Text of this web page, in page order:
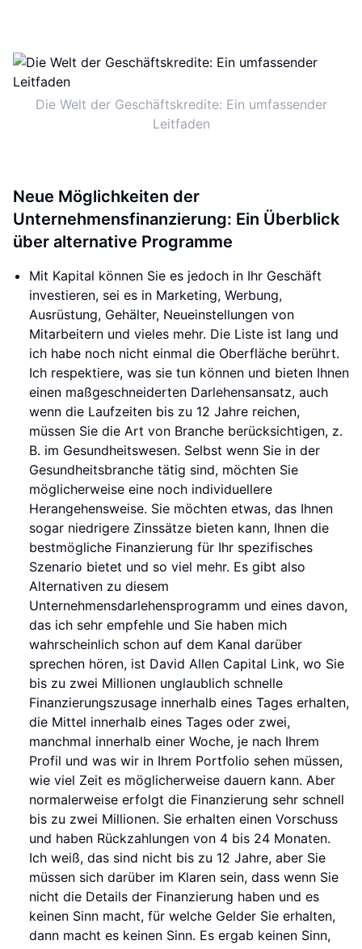
Die Welt der Geschäftskredite: Ein umfassender
Leitfaden
Neue Möglichkeiten der
Unternehmensfinanzierung: Ein Überblick
über alternative Programme
Mit Kapital können Sie es jedoch in Ihr Geschäft
investieren, sei es in Marketing, Werbung,
Ausrüstung, Gehälter, Neueinstellungen von
Mitarbeitern und vieles mehr. Die Liste ist lang und
ich habe noch nicht einmal die Oberfläche berührt.
Ich respektiere, was sie tun können und bieten Ihnen
einen maßgeschneiderten Darlehensansatz, auch
wenn die Laufzeiten bis zu 12 Jahre reichen,
müssen Sie die Art von Branche berücksichtigen, z.
B. im Gesundheitswesen. Selbst wenn Sie in der
Gesundheitsbranche tätig sind, möchten Sie
möglicherweise eine noch individuellere
Herangehensweise. Sie möchten etwas, das Ihnen
sogar niedrigere Zinssätze bieten kann, Ihnen die
bestmögliche Finanzierung für Ihr spezifisches
Szenario bietet und so viel mehr. Es gibt also
Alternativen zu diesem
Unternehmensdarlehensprogramm und eines davon,
das ich sehr empfehle und Sie haben mich
wahrscheinlich schon auf dem Kanal darüber
sprechen hören, ist David Allen Capital Link, wo Sie
bis zu zwei Millionen unglaublich schnelle
Finanzierungszusage innerhalb eines Tages erhalten,
die Mittel innerhalb eines Tages oder zwei,
manchmal innerhalb einer Woche, je nach Ihrem
Profil und was wir in Ihrem Portfolio sehen müssen,
wie viel Zeit es möglicherweise dauern kann. Aber
normalerweise erfolgt die Finanzierung sehr schnell
bis zu zwei Millionen. Sie erhalten einen Vorschuss
und haben Rückzahlungen von 4 bis 24 Monaten.
Ich weiß, das sind nicht bis zu 12 Jahre, aber Sie
müssen sich darüber im Klaren sein, dass wenn Sie
nicht die Details der Finanzierung haben und es
keinen Sinn macht, für welche Gelder Sie erhalten,
dann macht es keinen Sinn. Es ergab keinen Sinn,